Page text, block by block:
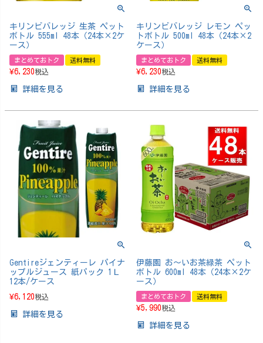
キリンビバレッジ 生茶 ペット
ボトル 555ml 48本（24本×2ケ
ース）
まとめておトク 送料無料
¥6,230税込
詳細を見る
キリンビバレッジ レモン ペッ
トボトル 500ml 48本（24本×2
ケース）
まとめておトク 送料無料
¥6,230税込
詳細を見る
Gentireジェンティーレ パイナ
ップルジュース 紙パック 1Ｌ
12本/ケース
¥6,120税込
詳細を見る
伊藤園 お～いお茶緑茶 ペット
ボトル 600ml 48本（24本×2ケ
ース）
まとめておトク 送料無料
¥5,990税込
詳細を見る